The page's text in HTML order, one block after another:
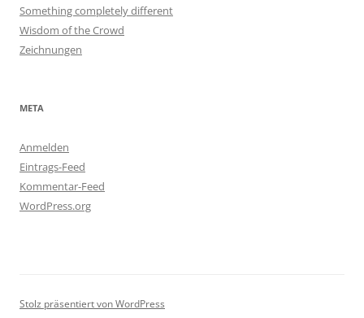
Something completely different
Wisdom of the Crowd
Zeichnungen
META
Anmelden
Eintrags-Feed
Kommentar-Feed
WordPress.org
Stolz präsentiert von WordPress